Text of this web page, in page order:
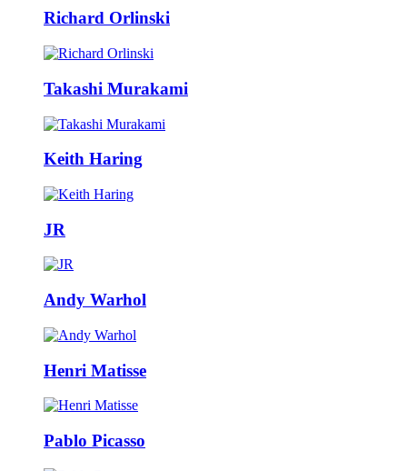
Richard Orlinski
Takashi Murakami
Keith Haring
JR
Andy Warhol
Henri Matisse
Pablo Picasso